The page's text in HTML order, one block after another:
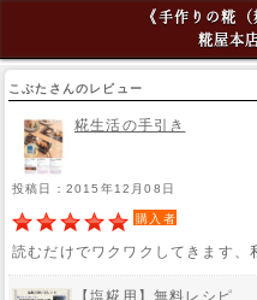
《手作りの糀
糀屋本
こぶたさんのレビュー
糀生活の手引き
投稿日：2015年12月08日
購入者
読むだけでワクワクしてきます、
【塩糀用】無料レシピ